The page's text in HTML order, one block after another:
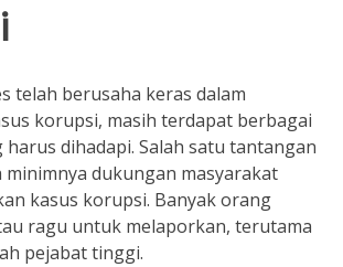
telah berusaha keras dalam
korupsi, masih terdapat berbagai
dihadapi. Salah satu tantangan
dukungan masyarakat
kasus korupsi. Banyak orang
ragu untuk melaporkan, terutama
pejabat tinggi.